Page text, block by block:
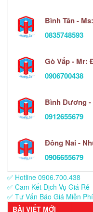
Bình Tân -
0835748593
Gò Vấp - Mr:
0906700438
Bình Dương -
0912655679
Đông Nai -
0906655679
✅ Hotline 0906.700.438
✅ Cam Kết Dịch Vụ Giá Rẻ
✅ Tư Vấn Báo Giá Miễn Phí
BÀI VIẾT MỚI